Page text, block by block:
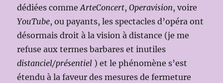
dédiées commeArteConcert,Operavision, voire
YouTube, ou payants, les spectacles d’opéra ont
désormais droit à la vision à distance (je me
refuse aux termes barbares et inutiles
distanciel/présentiel ) et le phénomène s’est
étendu à la faveur des mesures de fermeture